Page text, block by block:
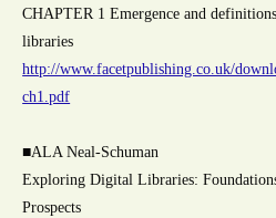
CHAPTER 1 Emergence and
libraries
http://www.facetpublishing.co.uk/
ch1.pdf
■ALA Neal-Schuman
Exploring Digital Libraries:
Prospects